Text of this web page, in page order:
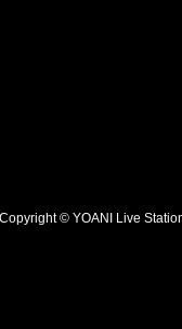
Copyright © YOANI Live